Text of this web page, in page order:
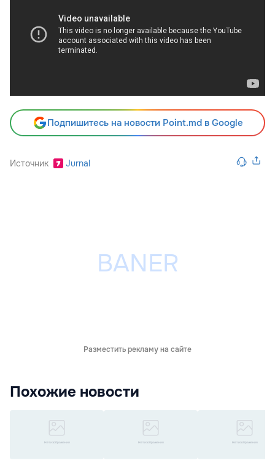
Подпишитесь на новости Point.md в Google
Источник Jurnal
Разместить рекламу на сайте
Похожие новости